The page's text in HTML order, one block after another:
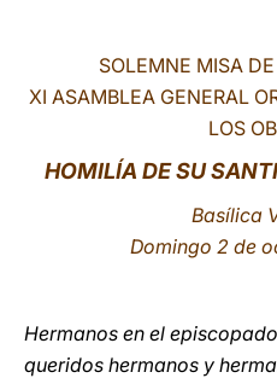
SOLEMNE MISA
XI ASAMBLEA GENERAL
LOS
HOMILÍA DE SU
Basílica
Domingo 2 de
Hermanos en el
queridos hermanos y